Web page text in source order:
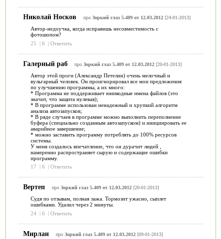
Николай Носков про Зоркий глаз 5.409 от 12.03.2012[24-01-2013]
Автор-недоучка, когда исправишь несовместимость с
фотошопом?
25
| 6 | Ответить
Галерный раб про Зоркий глаз 5.409 от 12.03.2012[20-01-2013]
Автор этой проги (Александр Петелин) очень мелочный и
вульгарный человек. Он проигнорировал все мои предложения
по улучшению программы, а их много:
* Программа не поддерживает юникодные имена файлов (это
значит, что защита нулевая);
* В программе использован ненадежный и хрупкий алгоритм
анализа автозапусков;
* В ряде случаев в программе можно выполнить переполнение
буфера (специально созданным автозапуском) и инициировать ее
аварийное завершение;
* можно заставить программу потреблять до 100% ресурсов
системы.
У меня создалось впечатление, что он дурачит людей ,
намеренно распространяет сырую и содержащие ошибки
программу.
17
| 6 | Ответить
Вертеп про Зоркий глаз 5.409 от 12.03.2012[20-01-2013]
Судя по отзывам, полная лажа. Тормозит ужасно, сыплет
ошибками. Удалил через 2 минуты.
24 | 6 | Ответить
Мирлан про Зоркий глаз 5.409 от 12.03.2012[09-01-2013]